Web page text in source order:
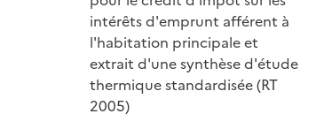
intérêts d'emprunt afférent à
l'habitation principale et
extrait d'une synthèse d'étude
thermique standardisée (RT
2005)